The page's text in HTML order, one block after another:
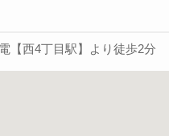
【西4丁目駅】より徒歩2分